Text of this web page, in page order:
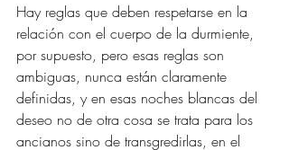
Hay reglas que deben respetarse en la
relación con el cuerpo de la durmiente,
por supuesto, pero esas reglas son
ambiguas, nunca están claramente
definidas, y en esas noches blancas del
deseo no de otra cosa se trata para los
ancianos sino de transgredirlas, en el